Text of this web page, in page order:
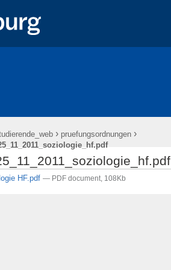
› pruefungsordnungen ›
HF.pdf — PDF document, 108Kb